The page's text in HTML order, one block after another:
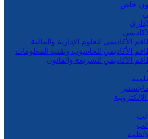
خاص
الأكاديمي للعلوم الإدارية والمالية
الأكاديمي للحاسوب وتقنية المعلومات
الأكاديمي للشريعة والقانون